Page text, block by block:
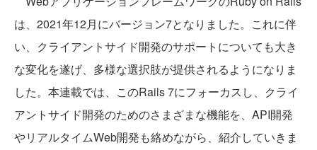
は、2021年12月にバージョン7となりました。これに伴
い、クライアントサイド開発のサポートについても大き
な変化を遂げ、多様な選択肢が提供されるようになりま
した。本連載では、このRails 7にフォーカスし、クライ
アントサイド開発のためのさまざまな機能を、API開発
やリアルタイムWeb開発も絡めながら、紹介していきま